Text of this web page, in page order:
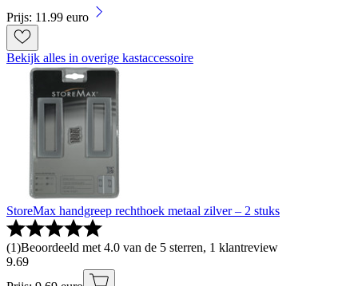
Prijs: 11.99 euro
Bekijk alles in overige kastaccessoire
StoreMax handgreep rechthoek metaal zilver – 2 stuks
(1)Beoordeeld met 4.0 van de 5 sterren, 1 klantreview
9.69